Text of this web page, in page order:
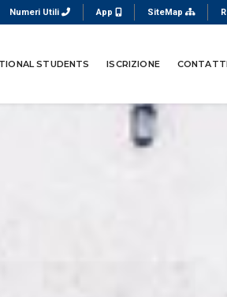
Numeri Utili App SiteMap
STUDENTS ISCRIZIONE